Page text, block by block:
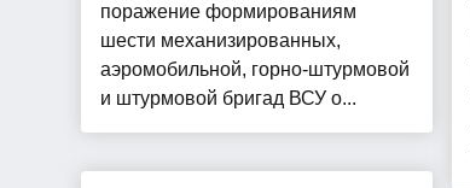
поражение формированиям
шести механизированных,
аэромобильной, горно-штурмовой
и штурмовой бригад ВСУ о...